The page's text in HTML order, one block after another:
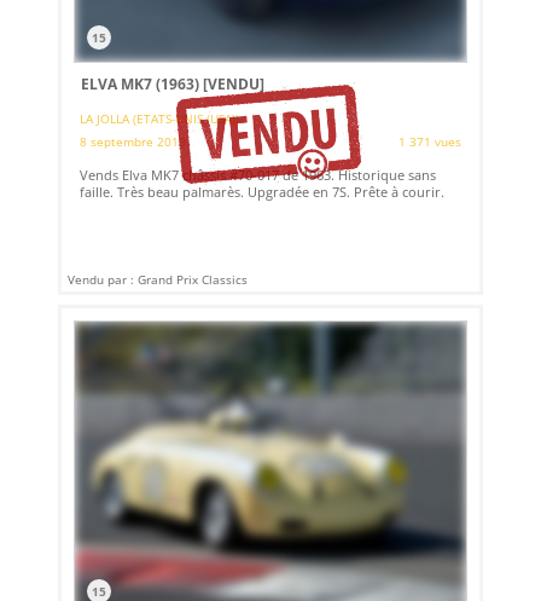
15
ELVA MK7 (1963)[VENDU]
LA JOLLA (ETATS-UNIS (USA))
8 septembre 2019
1 371 vues
Vends Elva MK7 châssis #70-017 de 1963. Historique sans
faille. Très beau palmarès. Upgradée en 7S. Prête à courir.
Vendu par : Grand Prix Classics
15